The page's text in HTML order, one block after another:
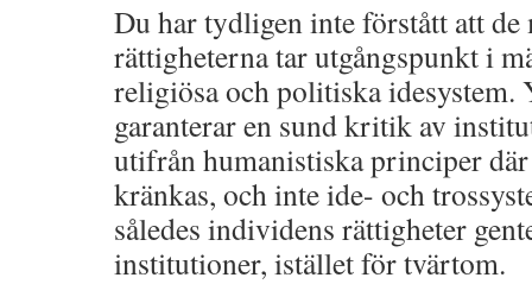
Du har tydligen inte förstått att
rättigheterna tar utgångspunkt i
religiösa och politiska idesystem.
garanterar en sund kritik av
utifrån humanistiska principer
kränkas, och inte ide- och
således individens rättigheter
institutioner, istället för tvärtom.